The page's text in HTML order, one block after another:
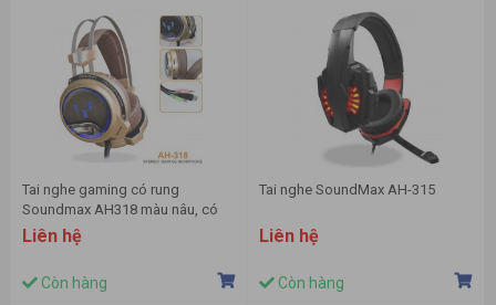
Tai nghe gaming có rung
Soundmax AH318 màu nâu, có
mic, có đèn LED
Liên hệ
Còn hàng
Tai nghe SoundMax AH-315
Liên hệ
Còn hàng